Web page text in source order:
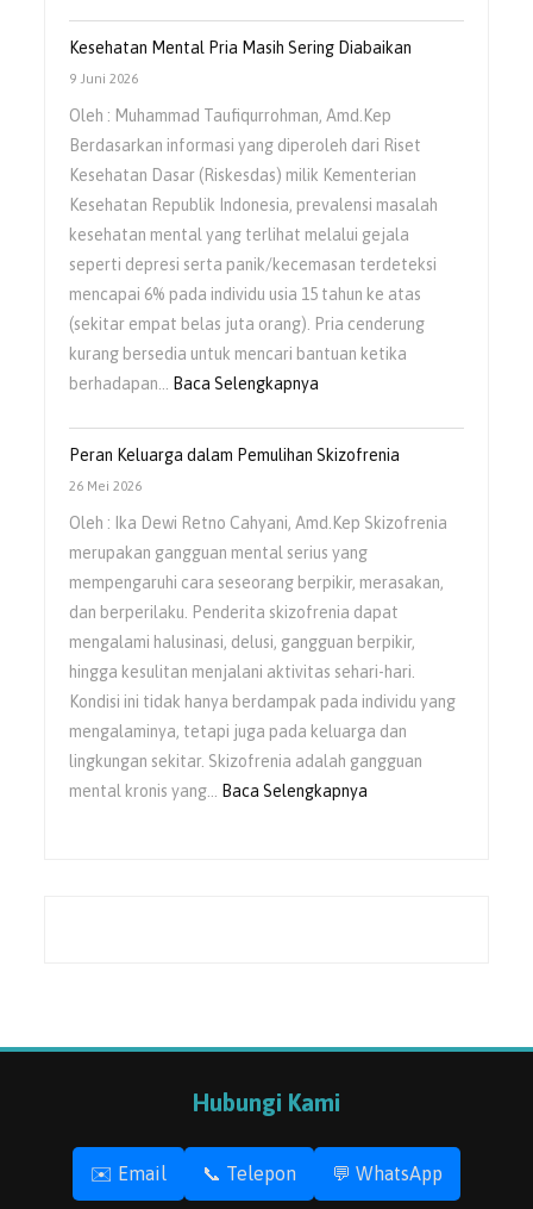
Orang
Dengan
Gangguan
Jiwa
(ODGJ)
Kesehatan Mental Pria Masih Sering Diabaikan
9 Juni 2026
Oleh : Muhammad Taufiqurrohman, Amd.Kep
Berdasarkan informasi yang diperoleh dari Riset
Kesehatan Dasar (Riskesdas) milik Kementerian
Kesehatan Republik Indonesia, prevalensi masalah
kesehatan mental yang terlihat melalui gejala
seperti depresi serta panik/kecemasan terdeteksi
mencapai 6% pada individu usia 15 tahun ke atas
(sekitar empat belas juta orang). Pria cenderung
kurang bersedia untuk mencari bantuan ketika
berhadapan…
Baca Selengkapnya
Sering
Diabaikan
Peran Keluarga dalam Pemulihan Skizofrenia
26 Mei 2026
Oleh : Ika Dewi Retno Cahyani, Amd.Kep Skizofrenia
merupakan gangguan mental serius yang
mempengaruhi cara seseorang berpikir, merasakan,
dan berperilaku. Penderita skizofrenia dapat
mengalami halusinasi, delusi, gangguan berpikir,
hingga kesulitan menjalani aktivitas sehari-hari.
Kondisi ini tidak hanya berdampak pada individu yang
mengalaminya, tetapi juga pada keluarga dan
lingkungan sekitar. Skizofrenia adalah gangguan
mental kronis yang…
Baca Selengkapnya
Hubungi Kami
✉️ Email 📞 Telepon 💬 WhatsApp